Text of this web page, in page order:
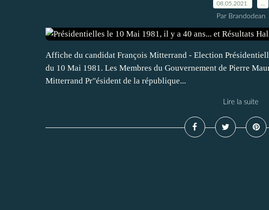
08.05.2021
Par Brandodean
Affiche du candidat François Mitterrand - Election
du 10 Mai 1981. Les Membres du Gouvernement de Pierre
Mitterrand Pr"ésident de la république...
Lire la suite